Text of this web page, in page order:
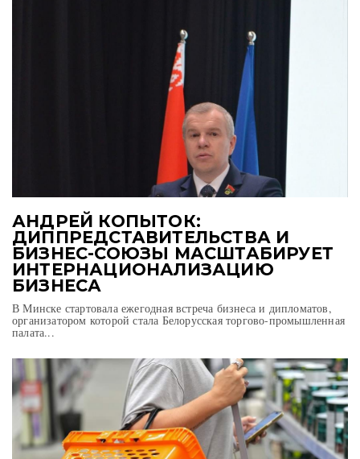
АНДРЕЙ КОПЫТОК:
ДИППРЕДСТАВИТЕЛЬСТВА И
БИЗНЕС-СОЮЗЫ МАСШТАБИРУЕТ
ИНТЕРНАЦИОНАЛИЗАЦИЮ
БИЗНЕСА
В Минске стартовала ежегодная встреча бизнеса и дипломатов,
организатором которой стала Белорусская торгово-промышленная
палата...